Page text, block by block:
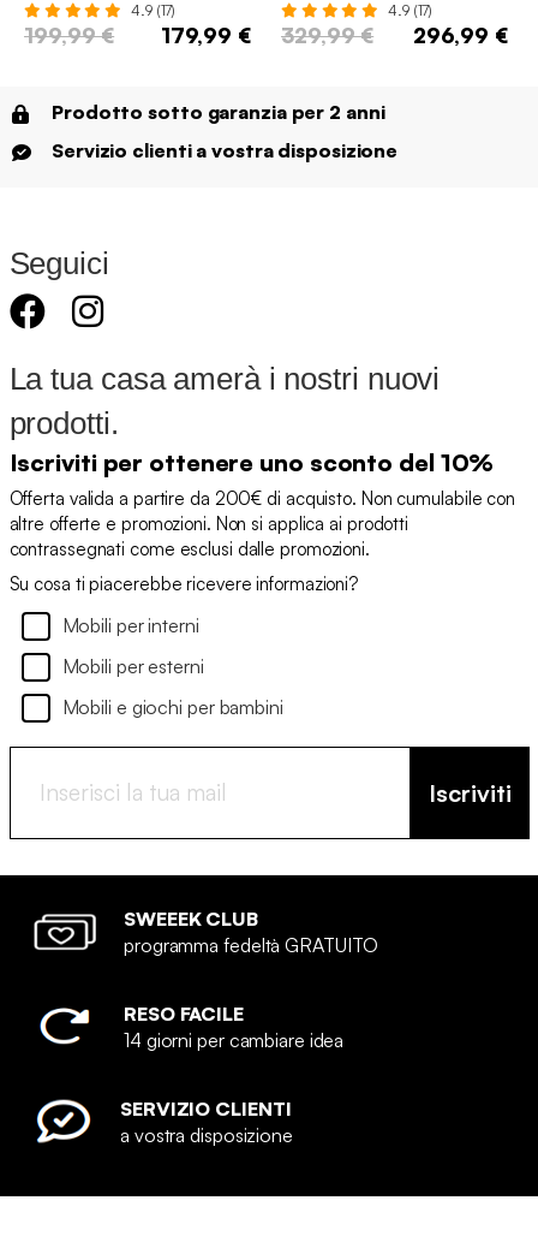
4.9 (17)
199,99 € 179,99 €
4.9 (17)
329,99 € 296,99 €
Prodotto sotto garanzia per 2 anni
Servizio clienti a vostra disposizione
Seguici
La tua casa amerà i nostri nuovi
prodotti.
Iscriviti per ottenere uno sconto del 10%
Offerta valida a partire da 200€ di acquisto. Non cumulabile con
altre offerte e promozioni. Non si applica ai prodotti
contrassegnati come esclusi dalle promozioni.
Su cosa ti piacerebbe ricevere informazioni?
Mobili per interni
Mobili per esterni
Mobili e giochi per bambini
Iscriviti
SWEEEK CLUB
programma fedeltà GRATUITO
RESO FACILE
14 giorni per cambiare idea
SERVIZIO CLIENTI
a vostra disposizione